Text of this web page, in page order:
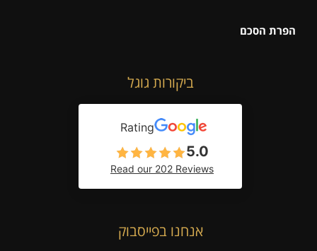
הפרת הסכם
ביקורות גוגל
Rating
5.0
Read our 202 Reviews
אנחנו בפייסבוק